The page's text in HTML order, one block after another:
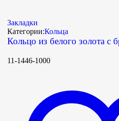
Закладки
Категории:Кольца
Кольцо из белого золота с
11-1446-1000